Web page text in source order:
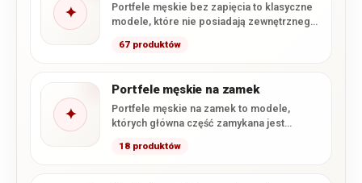
✦
Portfele męskie bez zapięcia to klasyczne
modele, które nie posiadają zewnętrznego
główną…
67 produktów
✦
Portfele męskie na zamek
Portfele męskie na zamek to modele,
których główna część zamykana jest
skutecznie…
18 produktów